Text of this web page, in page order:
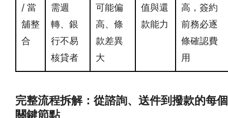
/ 當
舖整
合
需週
轉、銀
行不易
核貸者
可能偏
高、條
款差異
大
值與還
款能力
高，簽約
前務必逐
條確認費
用
完整流程拆解：從諮詢、送件到撥款的每個
關鍵節點